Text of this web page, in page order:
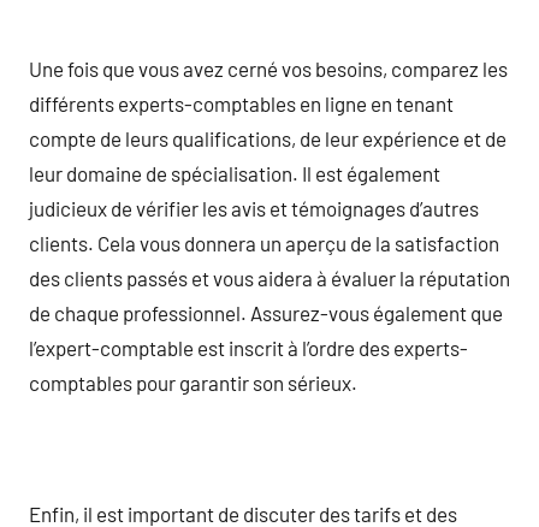
Une fois que vous avez cerné vos besoins, comparez les
différents experts-comptables en ligne en tenant
compte de leurs qualifications, de leur expérience et de
leur domaine de spécialisation. Il est également
judicieux de vérifier les avis et témoignages d’autres
clients. Cela vous donnera un aperçu de la satisfaction
des clients passés et vous aidera à évaluer la réputation
de chaque professionnel. Assurez-vous également que
l’expert-comptable est inscrit à l’ordre des experts-
comptables pour garantir son sérieux.
Enfin, il est important de discuter des tarifs et des